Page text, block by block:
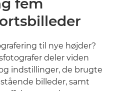
fem
til nye højder?
deler viden
indstillinger, de brugte
billeder, samt